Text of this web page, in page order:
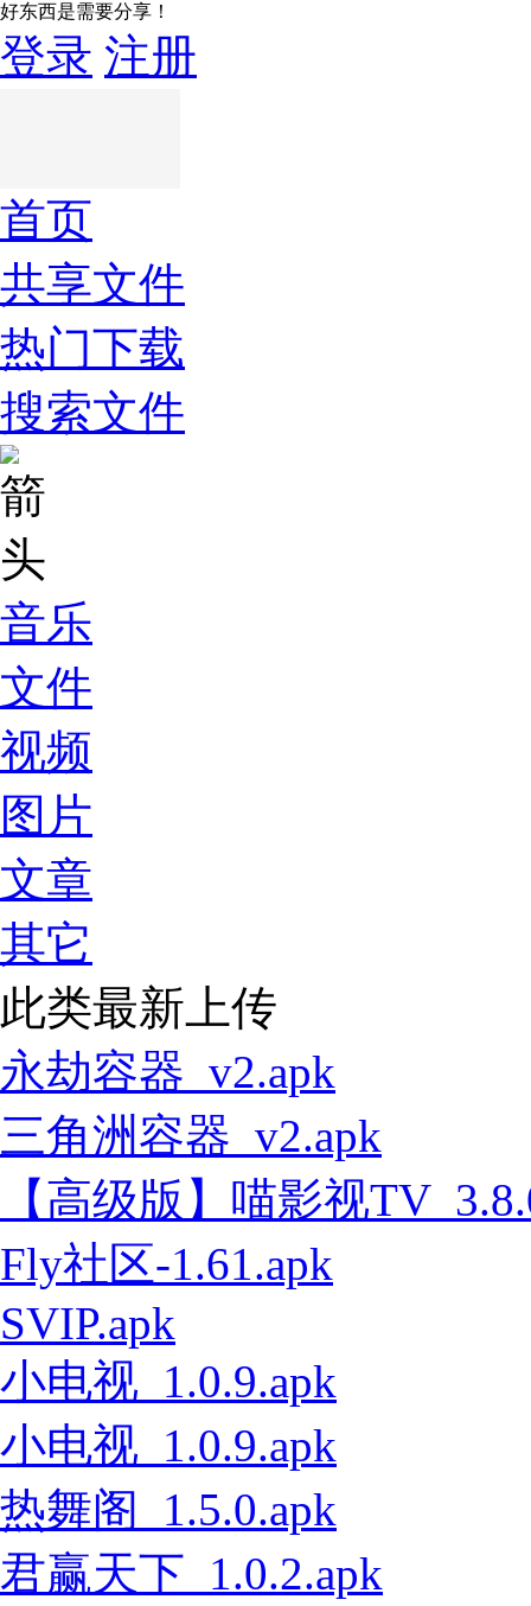
好东西是需要分享！
登录 注册
首页
共享文件
热门下载
搜索文件
音乐
文件
视频
图片
文章
其它
此类最新上传
永劫容器_v2.apk
三角洲容器_v2.apk
【高级版】喵影视
Fly社区-1.61.apk
SVIP.apk
小电视_1.0.9.apk
小电视_1.0.9.apk
热舞阁_1.5.0.apk
君赢天下_1.0.2.apk